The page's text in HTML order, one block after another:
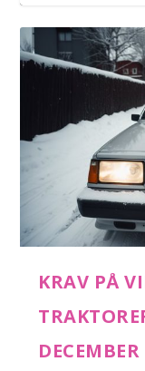
KRAV PÅ
DECEMBER